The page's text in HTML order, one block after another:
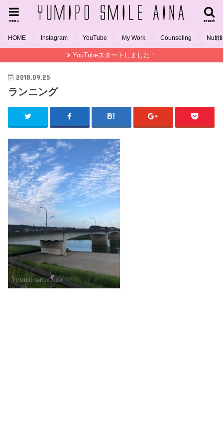
search
menu
HOME Instagram YouTube My Work Counseling
YouTubeスタートしました！
2018.09.25
ランニング